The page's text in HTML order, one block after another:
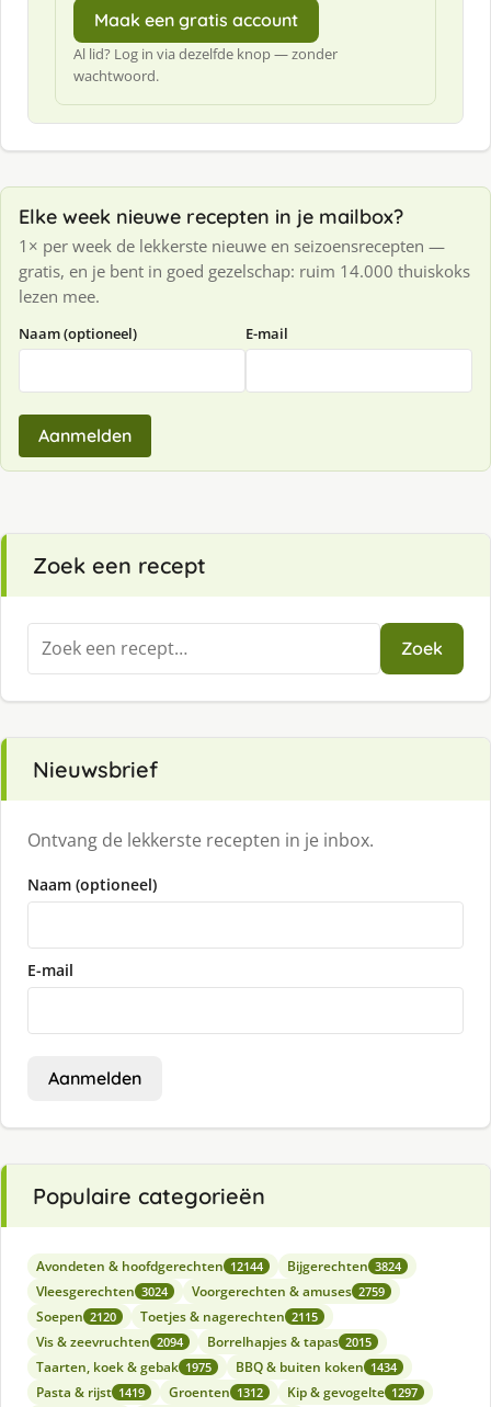
Maak een gratis account
Al lid? Log in via dezelfde knop — zonder
wachtwoord.
Elke week nieuwe recepten in je mailbox?
1× per week de lekkerste nieuwe en seizoensrecepten —
gratis, en je bent in goed gezelschap: ruim 14.000 thuiskoks
lezen mee.
Naam (optioneel) E-mail
Aanmelden
Zoek een recept
Zoeken
naar:
Zoek
Nieuwsbrief
Ontvang de lekkerste recepten in je inbox.
Naam (optioneel)
E-mail
Aanmelden
Populaire categorieën
Avondeten & hoofdgerechten 12144 Bijgerechten 3824
Vleesgerechten 3024 Voorgerechten & amuses 2759
Soepen 2120 Toetjes & nagerechten 2115
Vis & zeevruchten 2094 Borrelhapjes & tapas 2015
Taarten, koek & gebak 1975 BBQ & buiten koken 1434
Pasta & rijst 1419 Groenten 1312 Kip & gevogelte 1297